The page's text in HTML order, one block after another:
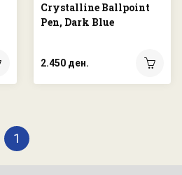
Crystalline Ballpoint
Pen, Dark Blue
2.450 ден.
1